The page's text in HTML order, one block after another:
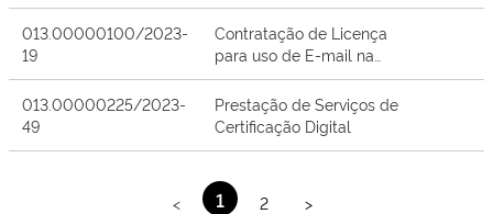
013.00000100/2023-
19
Contratação de Licença
para uso de E-mail na
Secretaria da Habitação
013.00000225/2023-
49
Prestação de Serviços de
Certificação Digital
< 1 2 >